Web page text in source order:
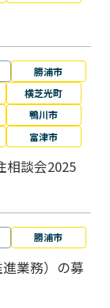
勝浦市
横芝光町
鴨川市
富津市
相談会2025
勝浦市
業務）の募